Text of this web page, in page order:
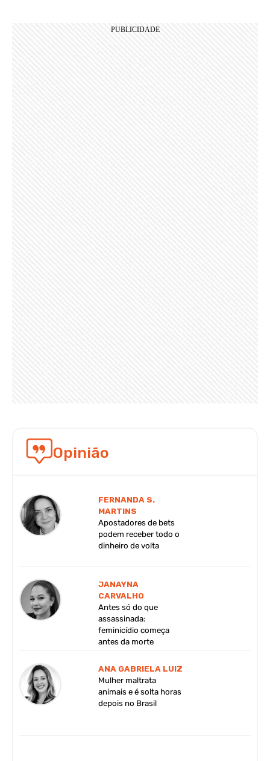
Opinião
FERNANDA S.
MARTINS
Apostadores de bets
podem receber todo o
dinheiro de volta
JANAYNA
CARVALHO
Antes só do que
assassinada:
feminicídio começa
antes da morte
ANA GABRIELA LUIZ
Mulher maltrata
animais e é solta horas
depois no Brasil